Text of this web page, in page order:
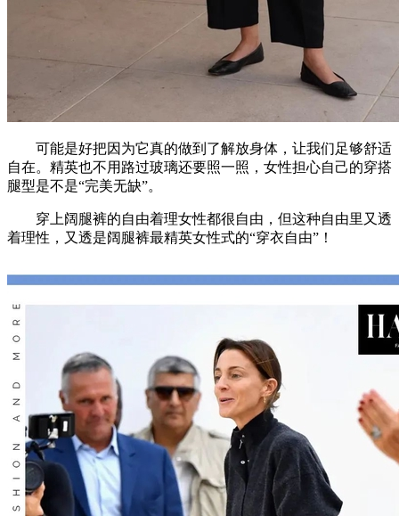
可能是好把因为它真的做到了解放身体，让我们足够舒适
自在。精英也不用路过玻璃还要照一照，女性担心自己的穿搭
腿型是不是“完美无缺”。
穿上阔腿裤的自由着理女性都很自由，但这种自由里又透
着理性，又透是阔腿裤最精英女性式的“穿衣自由”！